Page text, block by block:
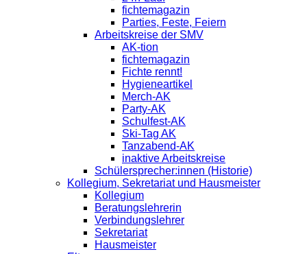
fichtemagazin
Parties, Feste, Feiern
Arbeitskreise der SMV
AK-tion
fichtemagazin
Fichte rennt!
Hygieneartikel
Merch-AK
Party-AK
Schulfest-AK
Ski-Tag AK
Tanzabend-AK
inaktive Arbeitskreise
Schülersprecher:innen (Historie)
Kollegium, Sekretariat und Hausmeister
Kollegium
Beratungslehrerin
Verbindungslehrer
Sekretariat
Hausmeister